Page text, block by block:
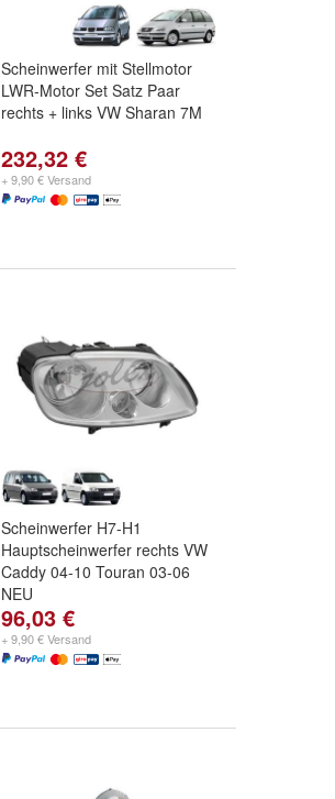
Scheinwerfer mit Stellmotor
LWR-Motor Set Satz Paar
rechts + links VW Sharan 7M
232,32 €
+ 9,90 € Versand
Scheinwerfer H7-H1
Hauptscheinwerfer rechts VW
Caddy 04-10 Touran 03-06
NEU
96,03 €
+ 9,90 € Versand